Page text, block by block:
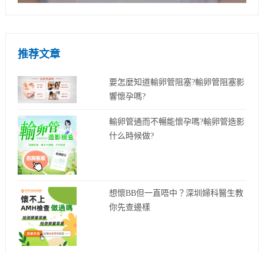
推荐文章
要怎麼知道輸卵管阻塞?輸卵管阻塞影
響懷孕嗎?
​輸卵管通而不暢能懷孕嗎?輸卵管造影
什么時候做?
想懷BB但一直唔中？深圳婦科醫生教
你先查邊樣